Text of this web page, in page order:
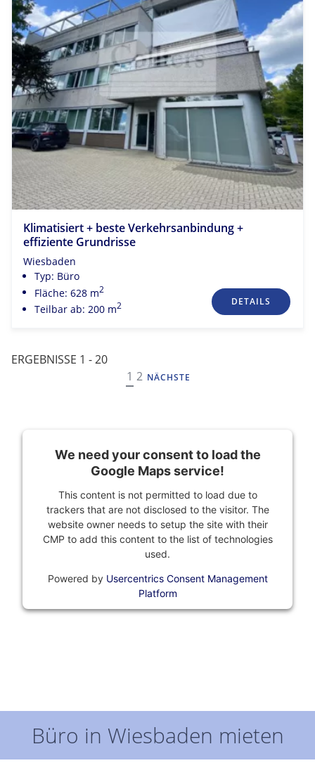
Klimatisiert + beste Verkehrsanbindung +
effiziente Grundrisse
Wiesbaden
Typ: Büro
Fläche: 628 m2
Teilbar ab: 200 m2 DETAILS
ERGEBNISSE 1 - 20
NAVIGATION
1 2 NÄCHSTE
We need your consent to load the
Google Maps service!
This content is not permitted to load due to
trackers that are not disclosed to the visitor. The
website owner needs to setup the site with their
CMP to add this content to the list of technologies
used.
Powered by Usercentrics Consent Management
Platform
Büro in Wiesbaden mieten